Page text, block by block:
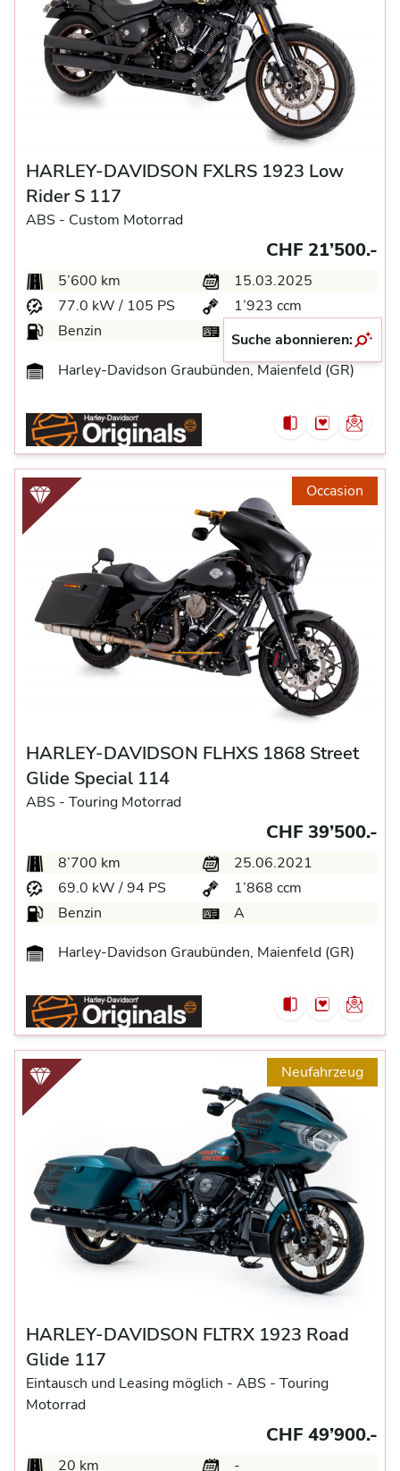
HARLEY-DAVIDSON FXLRS 1923 Low
Rider S 117
ABS - Custom Motorrad
CHF 21’500.-
5’600 km
15.03.2025
77.0 kW / 105 PS
1’923 ccm
Benzin
A
Harley-Davidson Graubünden, Maienfeld (GR)
Occasion
HARLEY-DAVIDSON FLHXS 1868 Street
Glide Special 114
ABS - Touring Motorrad
CHF 39’500.-
8’700 km
25.06.2021
69.0 kW / 94 PS
1’868 ccm
Benzin
A
Harley-Davidson Graubünden, Maienfeld (GR)
Neufahrzeug
HARLEY-DAVIDSON FLTRX 1923 Road
Glide 117
Eintausch und Leasing möglich - ABS - Touring
Motorrad
CHF 49’900.-
20 km -
Suche abonnieren: